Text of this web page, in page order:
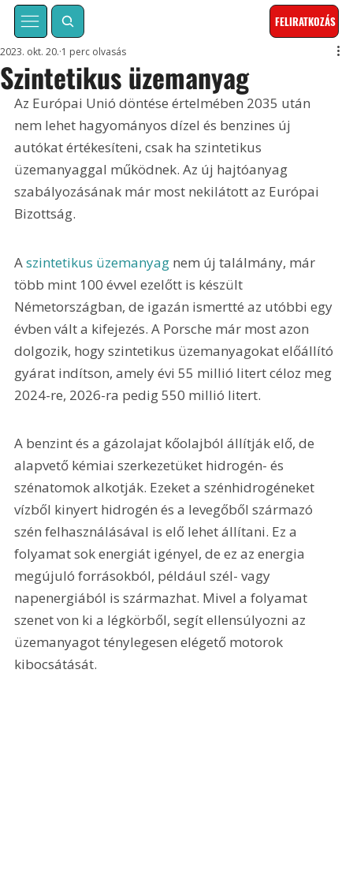
FELIRATKOZÁS
Szintetikus üzemanyag
2023. okt. 20. 1 perc olvasás
Az Európai Unió döntése értelmében 2035 után
nem lehet hagyományos dízel és benzines új
autókat értékesíteni, csak ha szintetikus
üzemanyaggal működnek. Az új hajtóanyag
szabályozásának már most nekilátott az Európai
Bizottság.
A szintetikus üzemanyag nem új találmány, már
több mint 100 évvel ezelőtt is készült
Németországban, de igazán ismertté az utóbbi egy
évben vált a kifejezés. A Porsche már most azon
dolgozik, hogy szintetikus üzemanyagokat előállító
gyárat indítson, amely évi 55 millió litert céloz meg
2024-re, 2026-ra pedig 550 millió litert.
A benzint és a gázolajat kőolajból állítják elő, de
alapvető kémiai szerkezetüket hidrogén- és
szénatomok alkotják. Ezeket a szénhidrogéneket
vízből kinyert hidrogén és a levegőből származó
szén felhasználásával is elő lehet állítani. Ez a
folyamat sok energiát igényel, de ez az energia
megújuló forrásokból, például szél- vagy
napenergiából is származhat. Mivel a folyamat
szenet von ki a légkörből, segít ellensúlyozni az
üzemanyagot ténylegesen elégető motorok
kibocsátását.